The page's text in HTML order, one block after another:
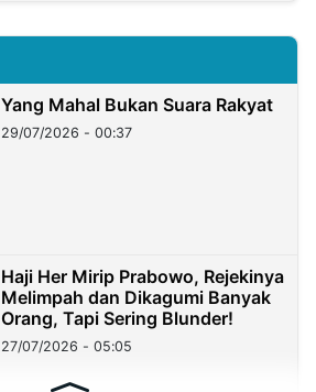
Yang Mahal Bukan Suara Rakyat
29/07/2026 - 00:37
Haji Her Mirip Prabowo, Rejekinya
Melimpah dan Dikagumi Banyak
Orang, Tapi Sering Blunder!
27/07/2026 - 05:05